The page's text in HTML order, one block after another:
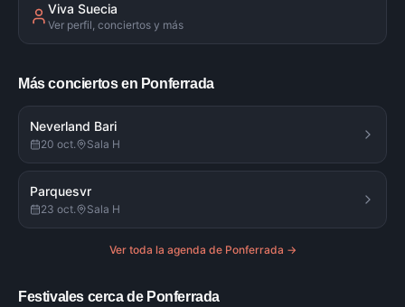
Viva Suecia
Ver perfil, conciertos y más
Más conciertos en Ponferrada
Neverland Bari
20 oct. Sala H
Parquesvr
23 oct. Sala H
Ver toda la agenda de Ponferrada →
Festivales cerca de Ponferrada